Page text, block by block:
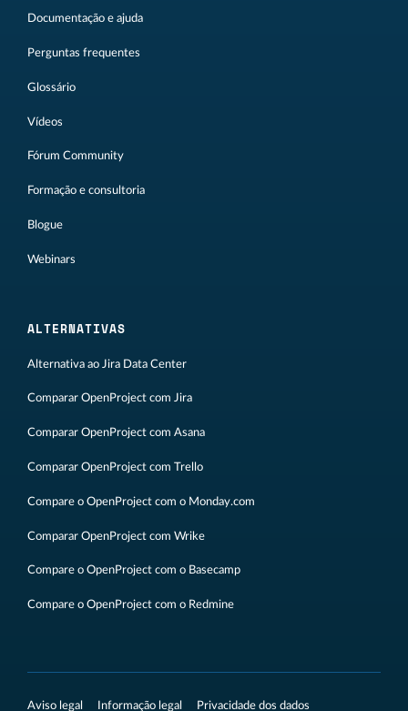
Documentação e ajuda
Perguntas frequentes
Glossário
Vídeos
Fórum Community
Formação e consultoria
Blogue
Webinars
ALTERNATIVAS
Alternativa ao Jira Data Center
Comparar OpenProject com Jira
Comparar OpenProject com Asana
Comparar OpenProject com Trello
Compare o OpenProject com o Monday.com
Comparar OpenProject com Wrike
Compare o OpenProject com o Basecamp
Compare o OpenProject com o Redmine
Aviso legal Informação legal Privacidade dos dados